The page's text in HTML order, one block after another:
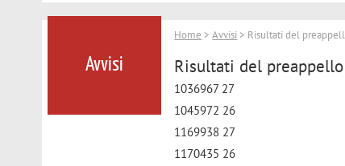
Avvisi
Home >Avvisi > Risultati del
Risultati del
1036967 27
1045972 26
1169938 27
1170435 26